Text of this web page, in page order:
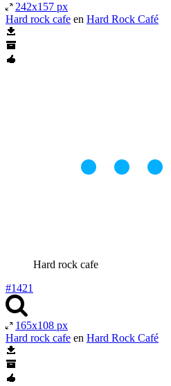
242x157 px
Hard rock cafe en Hard Rock Café
Hard rock cafe
#1421
165x108 px
Hard rock cafe en Hard Rock Café